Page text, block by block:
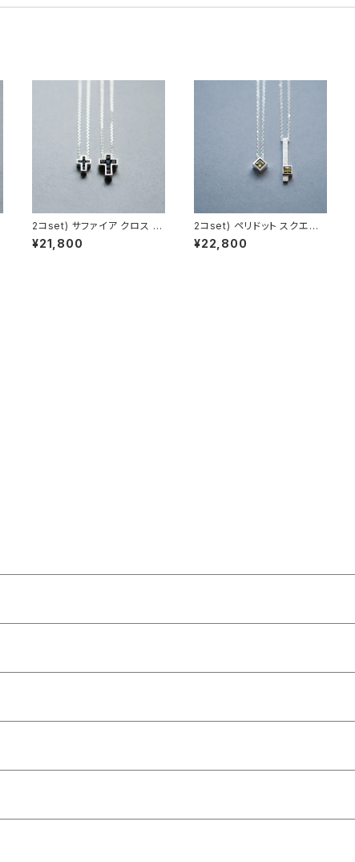
2コset) サファイア クロス ペ
ア ネックレス シルバー925
¥21,800
2コset) ペリドット スクエア
ペア ネックレス シルバー925
¥22,800